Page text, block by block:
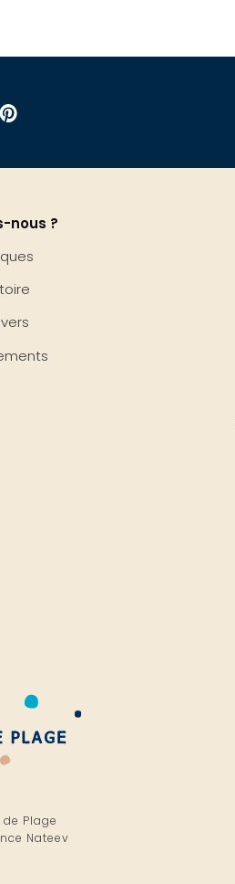
nous ?
Plage
Nateev